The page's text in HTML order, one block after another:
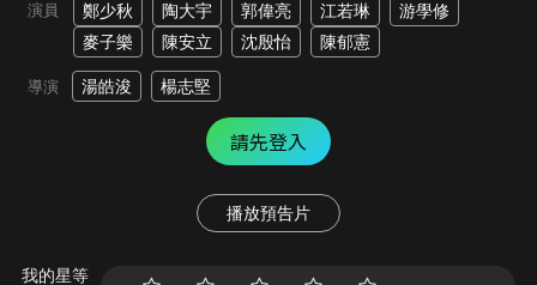
演員 鄭少秋 陶大宇 郭偉亮 江若琳
游學修
麥子樂
陳安立 沈殷怡 陳郁憲
導演 湯皓浚 楊志堅
請先登入
播放預告片
我的星等